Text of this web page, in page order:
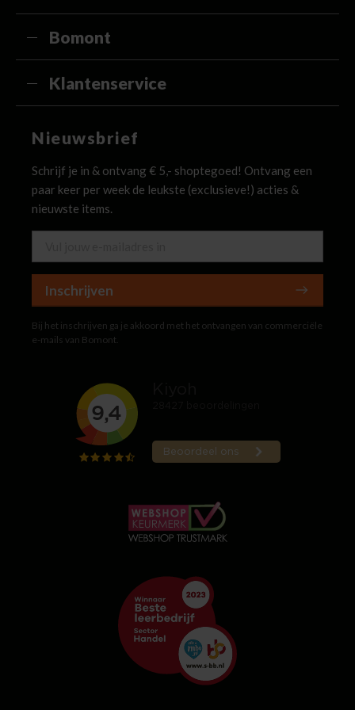
Bomont
Klantenservice
Nieuwsbrief
Schrijf je in & ontvang € 5,- shoptegoed! Ontvang een
paar keer per week de leukste (exclusieve!) acties &
nieuwste items.
Inschrijven
Bij het inschrijven ga je akkoord met het ontvangen van commerciële
e-mails van Bomont.